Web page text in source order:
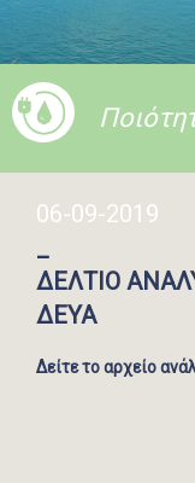
06-09-2019
_
ΔΕΛΤΙΟ
ΔΕΥΑ
Δείτε το αρχείο